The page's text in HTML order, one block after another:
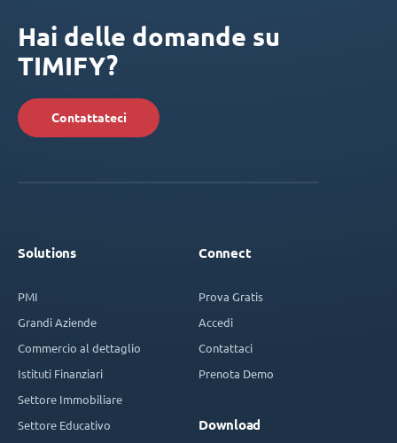
Hai delle domande su
TIMIFY?
Contattateci
Solutions
PMI
Grandi Aziende
Commercio al dettaglio
Istituti Finanziari
Settore Immobiliare
Settore Educativo
Connect
Prova Gratis
Accedi
Contattaci
Prenota Demo
Download